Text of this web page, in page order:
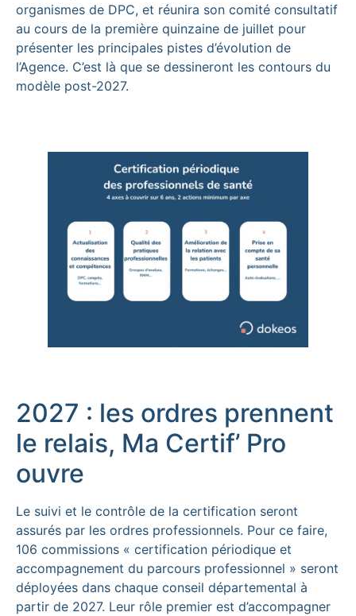
organismes de DPC, et réunira son comité consultatif
au cours de la première quinzaine de juillet pour
présenter les principales pistes d’évolution de
l’Agence. C’est là que se dessineront les contours du
modèle post-2027.
2027 : les ordres prennent
le relais, Ma Certif’ Pro
ouvre
Le suivi et le contrôle de la certification seront
assurés par les ordres professionnels. Pour ce faire,
106 commissions « certification périodique et
accompagnement du parcours professionnel » seront
déployées dans chaque conseil départemental à
partir de 2027. Leur rôle premier est d’accompagner